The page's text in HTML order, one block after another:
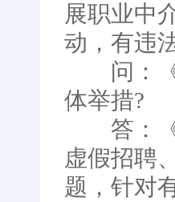
展职业中
动，有违
问：《
体举措?
答：《
虚假招聘
题，针对